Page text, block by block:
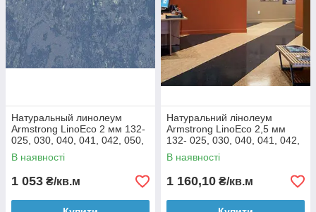
Натуральный линолеум
Armstrong LinoEco 2 мм 132-
025, 030, 040, 041, 042, 050,
053, 054, 058, 072, 073, 080
В наявності
1 053 ₴/кв.м
Натуральний лінолеум
Armstrong LinoEco 2,5 мм
132- 025, 030, 040, 041, 042,
050, 053, 054, 058, 072, 073,
080
В наявності
1 160,10 ₴/кв.м